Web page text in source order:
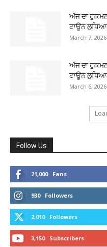
ਅੱਜ ਦਾ
ਟਾਊਨ
March 7, 2026
ਅੱਜ ਦਾ
ਟਾਊਨ
March 6, 2026
Follow Us
21,000 Fans
930 Followers
2,010 Followers
3,150 Subscribers